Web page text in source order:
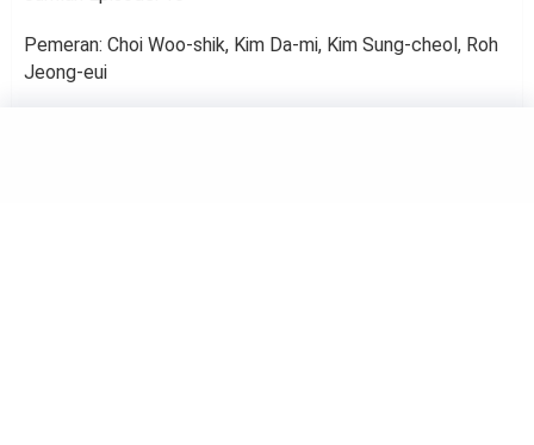
Pemeran: Choi Woo-shik, Kim Da-mi, Kim Sung-cheol, Roh
Jeong-eui